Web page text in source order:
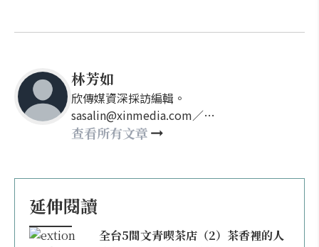
林芳如
欣傳媒資深採訪編輯。
sasalin@xinmedia.com／
happy21917@gmail.com
查看所有文章
延伸閱讀
全台5間文青喫茶店（2）茶香裡的人